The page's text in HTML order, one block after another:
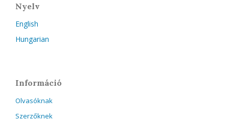
Nyelv
English
Hungarian
Információ
Olvasóknak
Szerzőknek